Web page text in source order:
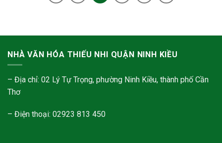
NHÀ VĂN HÓA THIẾU NHI QUẬN NINH KIỀU
– Địa chỉ: 02 Lý Tự Trọng, phường Ninh Kiều, thành phố Cần
Thơ
– Điện thoại: 02923 813 450